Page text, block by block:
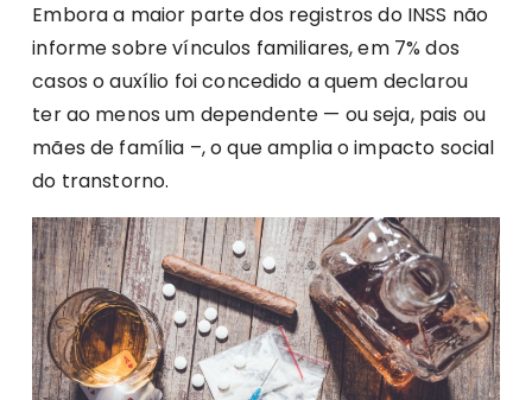
Embora a maior parte dos registros do INSS não
informe sobre vínculos familiares, em 7% dos
casos o auxílio foi concedido a quem declarou
ter ao menos um dependente — ou seja, pais ou
mães de família –, o que amplia o impacto social
do transtorno.